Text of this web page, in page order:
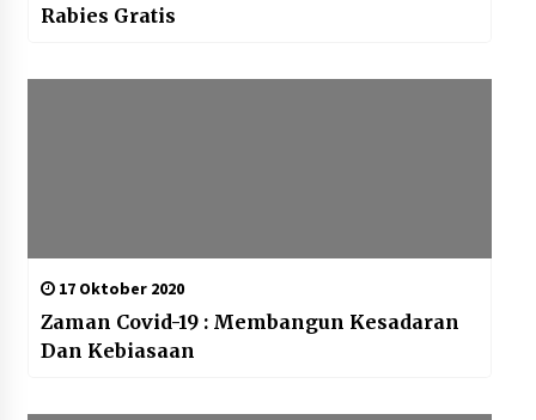
Rabies Gratis
17 Oktober 2020
Zaman Covid-19 : Membangun Kesadaran
Dan Kebiasaan